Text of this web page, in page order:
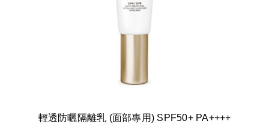
輕透防曬隔離乳 (面部專用) SPF50+ PA++++